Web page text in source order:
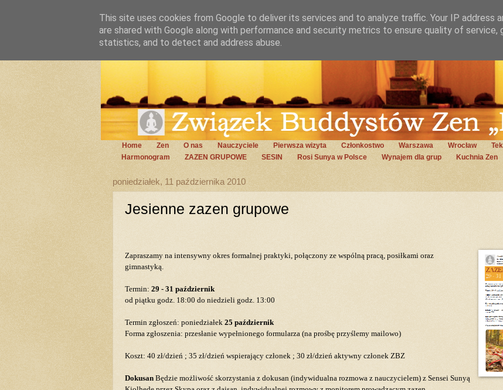
Home Zen O nas Nauczyciele Pierwsza wizyta Członkostwo Warszawa Wrocław
Harmonogram
ZAZEN GRUPOWE SESIN Rosi Sunya w Polsce Wynajem dla grup Kuchnia Zen
poniedziałek, 11 października 2010
Jesienne zazen grupowe
Zapraszamy na intensywny okres formalnej praktyki, połączony ze wspólną pracą, posiłkami oraz
gimnastyką.
Termin: 29 - 31 październik
od piątku godz. 18:00 do niedzieli godz. 13:00
Termin zgłoszeń: poniedziałek 25 październik
Forma zgłoszenia: przesłanie wypełnionego formularza (na prośbę przyślemy mailowo)
Koszt: 40 zł/dzień ; 35 zł/dzień wspierający członek ; 30 zł/dzień aktywny członek ZBZ
Dokusan Będzie możliwość skorzystania z dokusan (indywidualna rozmowa z nauczycielem) z Sensei Sunyą
This site uses cookies from Google to deliver its services and to analyze traffic. Your IP address
are shared with Google along with performance and security metrics to ensure quality of service,
statistics, and to detect and address abuse.